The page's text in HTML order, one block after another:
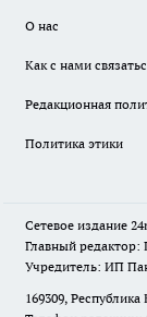
О нас
Как с нами
Редакционная
Политика этики
Сетевое издание
Главный редактор:
Учредитель: ИП
169309,